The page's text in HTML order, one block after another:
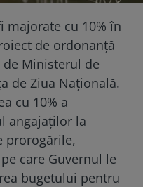
majorate cu 10% în
de ordonanță
de Ministerul de
de Ziua Națională.
cu 10% a
angajaților la
prorogările,
care Guvernul le
bugetului pentru